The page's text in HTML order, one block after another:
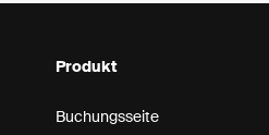
Produkt
Buchungsseite